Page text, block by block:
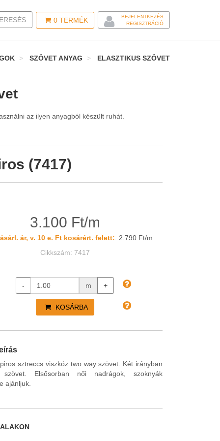
0 TERMÉK
BEJELENTKEZÉS
REGISZTRÁCIÓ
SEARCH
SZÖVET ANYAG ELASZTIKUS SZÖVET
az ilyen anyagból készült ruhát.
(7417)
3.100 Ft/m
ár, v. 10 e. Ft kosárért. felett:: 2.790 Ft/m
Cikkszám: 7417
- m +
KOSÁRBA
sztreccs viszkóz two way szövet. Két irányban
szövet. Elsősorban női nadrágok, szoknyák
ajánljuk.